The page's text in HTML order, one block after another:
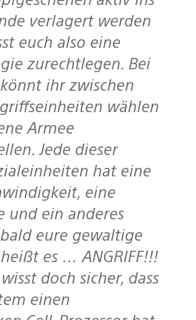
verlagert werden
euch also eine
zurechtlegen. Bei
ihr zwischen
wählen
Armee
Jede dieser
hat eine
eine
und ein anderes
eure gewaltige
es … ANGRIFF!!!
doch sicher, dass
einen